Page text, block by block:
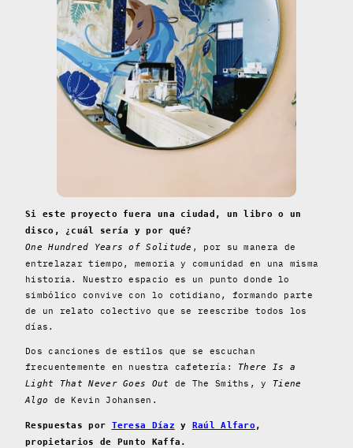
Si este proyecto fuera una ciudad, un libro o un
disco, ¿cuál sería y por qué?
One Hundred Years of Solitude , por su manera de
entrelazar tiempo, memoria y comunidad en una misma
historia. Nuestro espacio es un punto donde lo
simbólico convive con lo cotidiano, formando parte
de un relato colectivo que se reescribe todos los
días.
Dos canciones de estilos que se escuchan
frecuentemente en nuestra cafetería:
There Is a
Light That Never Goes Out
de The Smiths, y
Tiene
Algo
de Kevin Johansen.
Respuestas por Teresa Díaz y Raúl Alfaro ,
propietarios de Punto Kaffa.